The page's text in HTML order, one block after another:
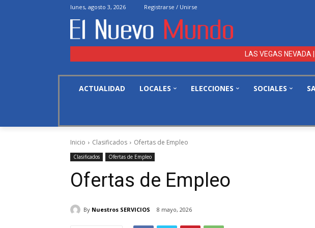
lunes, agosto 3, 2026 Registrarse / Unirse
LAS VEGAS
ACTUALIDAD LOCALES ELECCIONES SOCIALES
Inicio Clasificados Ofertas de Empleo
Clasificados Ofertas de Empleo
Ofertas de Empleo
By Nuestros SERVICIOS 8 mayo, 2026